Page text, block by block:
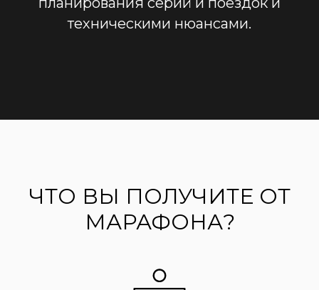
техническими нюансами.
ЧТО ВЫ ПОЛУЧИТЕ ОТ
МАРАФОНА?